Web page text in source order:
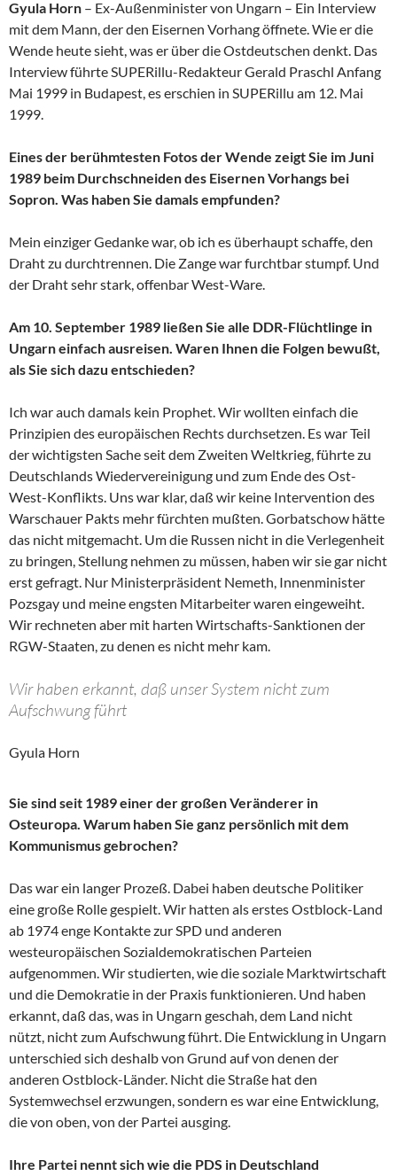
Gyula Horn – Ex-Außenminister von Ungarn – Ein Interview
mit dem Mann, der den Eisernen Vorhang öffnete. Wie er die
Wende heute sieht, was er über die Ostdeutschen denkt. Das
Interview führte SUPERillu-Redakteur Gerald Praschl Anfang
Mai 1999 in Budapest, es erschien in SUPERillu am 12. Mai
1999.
Eines der berühmtesten Fotos der Wende zeigt Sie im Juni
1989 beim Durchschneiden des Eisernen Vorhangs bei
Sopron. Was haben Sie damals empfunden?
Mein einziger Gedanke war, ob ich es überhaupt schaffe, den
Draht zu durchtrennen. Die Zange war furchtbar stumpf. Und
der Draht sehr stark, offenbar West-Ware.
Am 10. September 1989 ließen Sie alle DDR-Flüchtlinge in
Ungarn einfach ausreisen. Waren Ihnen die Folgen bewußt,
als Sie sich dazu entschieden?
Ich war auch damals kein Prophet. Wir wollten einfach die
Prinzipien des europäischen Rechts durchsetzen. Es war Teil
der wichtigsten Sache seit dem Zweiten Weltkrieg, führte zu
Deutschlands Wiedervereinigung und zum Ende des Ost-
West-Konflikts. Uns war klar, daß wir keine Intervention des
Warschauer Pakts mehr fürchten mußten. Gorbatschow hätte
das nicht mitgemacht. Um die Russen nicht in die Verlegenheit
zu bringen, Stellung nehmen zu müssen, haben wir sie gar nicht
erst gefragt. Nur Ministerpräsident Nemeth, Innenminister
Pozsgay und meine engsten Mitarbeiter waren eingeweiht.
Wir rechneten aber mit harten Wirtschafts-Sanktionen der
RGW-Staaten, zu denen es nicht mehr kam.
Wir haben erkannt, daß unser System nicht zum
Aufschwung führt
Gyula Horn
Sie sind seit 1989 einer der großen Veränderer in
Osteuropa. Warum haben Sie ganz persönlich mit dem
Kommunismus gebrochen?
Das war ein langer Prozeß. Dabei haben deutsche Politiker
eine große Rolle gespielt. Wir hatten als erstes Ostblock-Land
ab 1974 enge Kontakte zur SPD und anderen
westeuropäischen Sozialdemokratischen Parteien
aufgenommen. Wir studierten, wie die soziale Marktwirtschaft
und die Demokratie in der Praxis funktionieren. Und haben
erkannt, daß das, was in Ungarn geschah, dem Land nicht
nützt, nicht zum Aufschwung führt. Die Entwicklung in Ungarn
unterschied sich deshalb von Grund auf von denen der
anderen Ostblock-Länder. Nicht die Straße hat den
Systemwechsel erzwungen, sondern es war eine Entwicklung,
die von oben, von der Partei ausging.
Ihre Partei nennt sich wie die PDS in Deutschland